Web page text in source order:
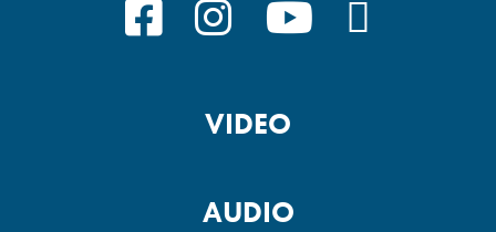
FACEBOOKINSTAGRAM
YOUTUBE
VIDEO
AUDIO